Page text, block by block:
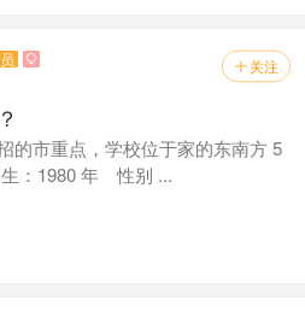
 关注

的市重点，学校位于家的东南方 5
：1980 年 性别 ...